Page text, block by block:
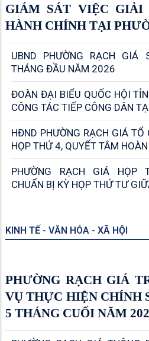
HOẠT ĐỘNG HĐND VÀ UBND
BAN PHÁP CHẾ
GIÁM SÁT VIỆC GIẢI
UBND PHƯỜNG RẠCH GIÁ
THÁNG ĐẦU NĂM 2026
ĐOÀN ĐẠI BIỂU QUỐC HỘI